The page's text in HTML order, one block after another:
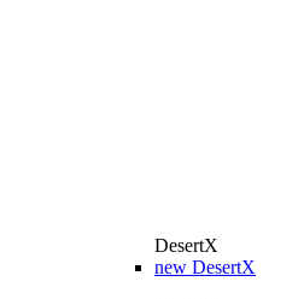
DesertX
new DesertX